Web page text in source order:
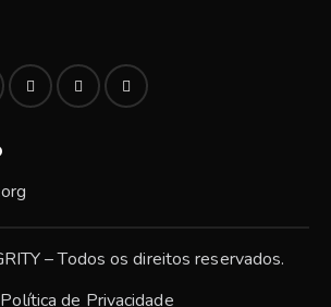
– Todos os direitos reservados.
Política de Privacidade